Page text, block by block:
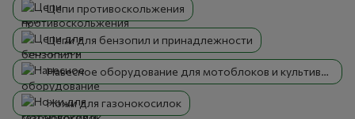
Цепи противоскольжения
Цепи для бензопил и принадлежности
Навесное оборудование для мотоблоков и культиваторов
Ножи для газонокосилок